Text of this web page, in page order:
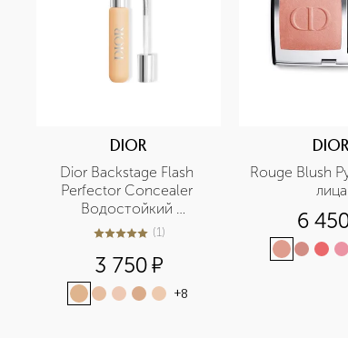
DIOR
Dior Backstage Flash
Perfector Concealer
Водостойкий
корректор для лица и
5из 51 (1)
3 750¤
+8
DIOR
Rouge Blush
лица
6